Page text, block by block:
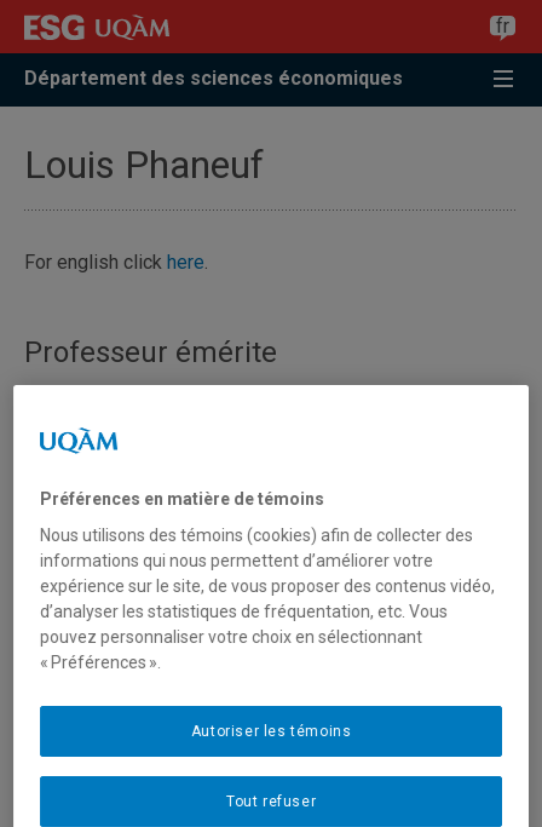
Accéder
recherche
Accéder
menu
pricipal
Accéder
zone
fr
Département des sciences économiques
Louis Phaneuf
For english click here.
Professeur émérite
Préférences en matière de témoins
Nous utilisons des témoins (cookies) afin de collecter des
informations qui nous permettent d’améliorer votre
expérience sur le site, de vous proposer des contenus vidéo,
d’analyser les statistiques de fréquentation, etc. Vous
pouvez personnaliser votre choix en sélectionnant
« Préférences ».
Tout refuser
Autoriser les témoins